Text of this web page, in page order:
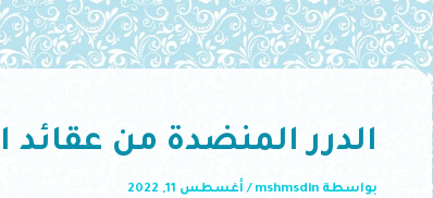
الدرر المنضدة من
بواسطة mshmsdin
/ أغسطس 11, 2022